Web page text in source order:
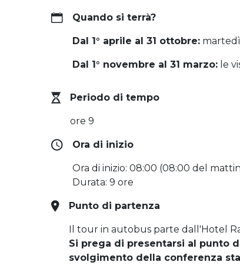
Quando si terrà?
Dal 1° aprile al 31 ottobre:
Dal 1° novembre al 31 marzo: le
Periodo di tempo
ore 9
Ora di inizio
Ora di inizio: 08:00 (08:00 del
Durata: 9 ore
Punto di partenza
Il tour in autobus parte dall'Hotel
Si prega di presentarsi al punto
svolgimento della conferenza